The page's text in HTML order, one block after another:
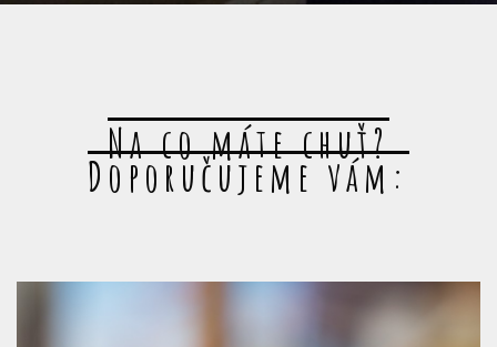
Na co máte chuť?
Doporučujeme vám: